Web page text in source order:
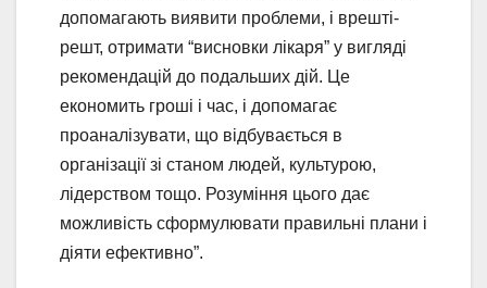
допомагають виявити проблеми, і врешті-
решт, отримати “висновки лікаря” у вигляді
рекомендацій до подальших дій. Це
економить гроші і час, і допомагає
проаналізувати, що відбувається в
організації зі станом людей, культурою,
лідерством тощо. Розуміння цього дає
можливість сформулювати правильні плани і
діяти ефективно”.